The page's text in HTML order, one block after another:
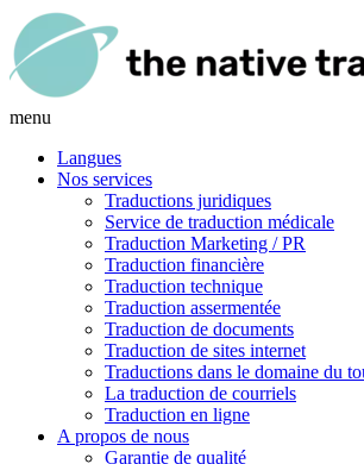
menu
Langues
Nos services
Traductions juridiques
Service de traduction médicale
Traduction Marketing / PR
Traduction financière
Traduction technique
Traduction assermentée
Traduction de documents
Traduction de sites internet
Traductions dans le domaine du
La traduction de courriels
Traduction en ligne
A propos de nous
Garantie de qualité